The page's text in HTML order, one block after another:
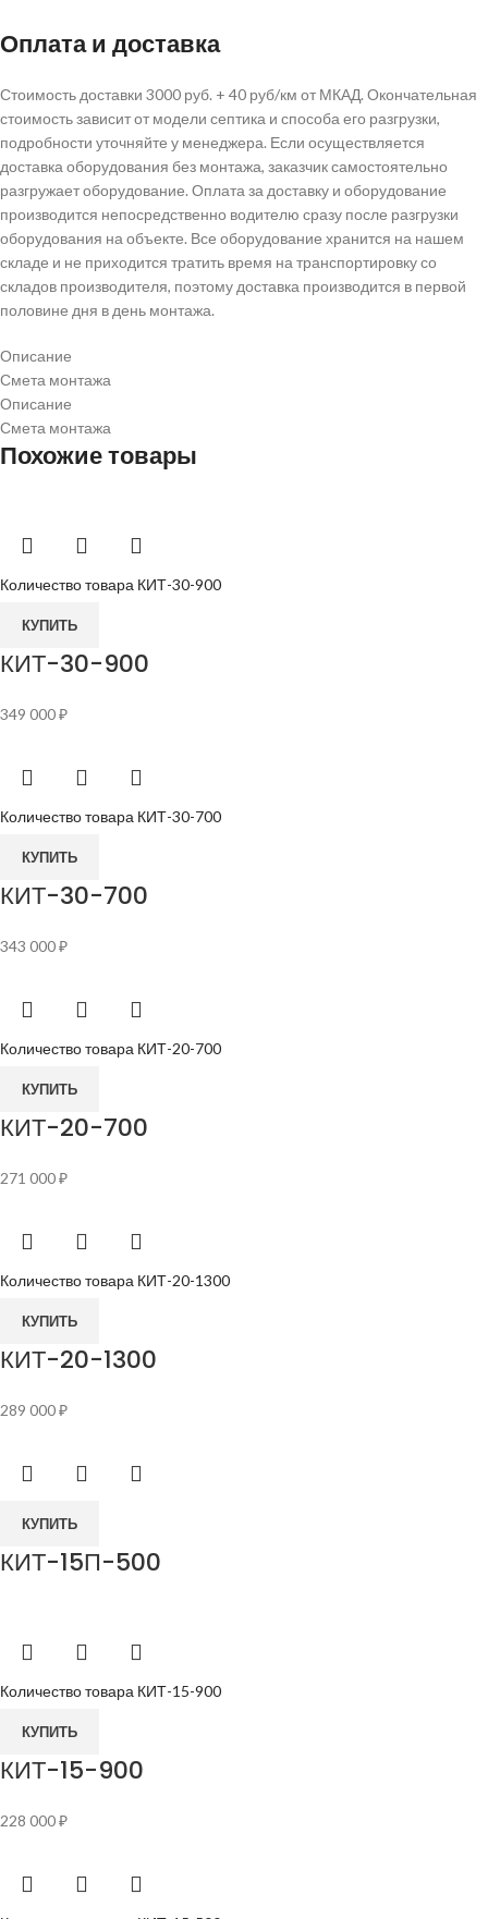
Оплата и доставка
Стоимость доставки 3000 руб. + 40 руб/км от МКАД. Окончательная
стоимость зависит от модели септика и способа его разгрузки,
подробности уточняйте у менеджера. Если осуществляется
доставка оборудования без монтажа, заказчик самостоятельно
разгружает оборудование. Оплата за доставку и оборудование
производится непосредственно водителю сразу после разгрузки
оборудования на объекте. Все оборудование хранится на нашем
складе и не приходится тратить время на транспортировку со
складов производителя, поэтому доставка производится в первой
половине дня в день монтажа.
Описание
Смета монтажа
Описание
Смета монтажа
Похожие товары
Количество товара КИТ-30-900
КУПИТЬ
КИТ-30-900
349 000₽
Количество товара КИТ-30-700
КУПИТЬ
КИТ-30-700
343 000₽
Количество товара КИТ-20-700
КУПИТЬ
КИТ-20-700
271 000₽
Количество товара КИТ-20-1300
КУПИТЬ
КИТ-20-1300
289 000₽
КУПИТЬ
КИТ-15П-500
Количество товара КИТ-15-900
КУПИТЬ
КИТ-15-900
228 000₽